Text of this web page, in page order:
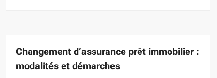
Changement d’assurance prêt immobilier :
modalités et démarches